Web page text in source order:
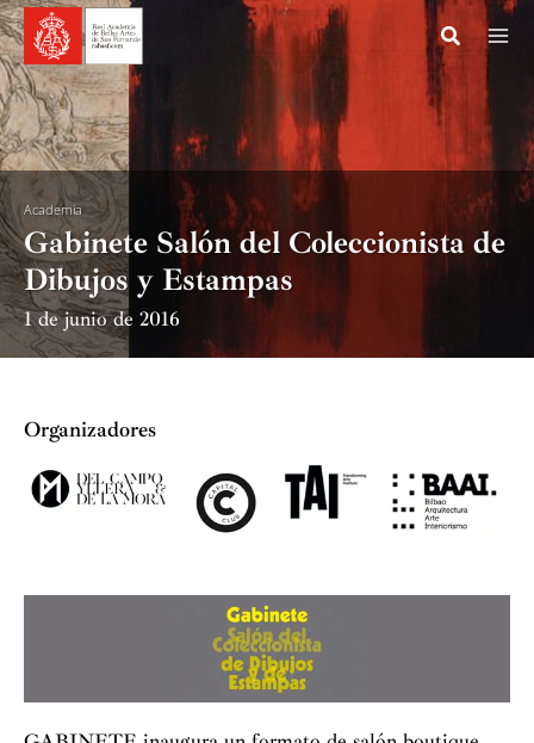
Ir
al
contenido
Academia
Gabinete Salón del Coleccionista de
Dibujos y Estampas
1 de junio de 2016
Organizadores